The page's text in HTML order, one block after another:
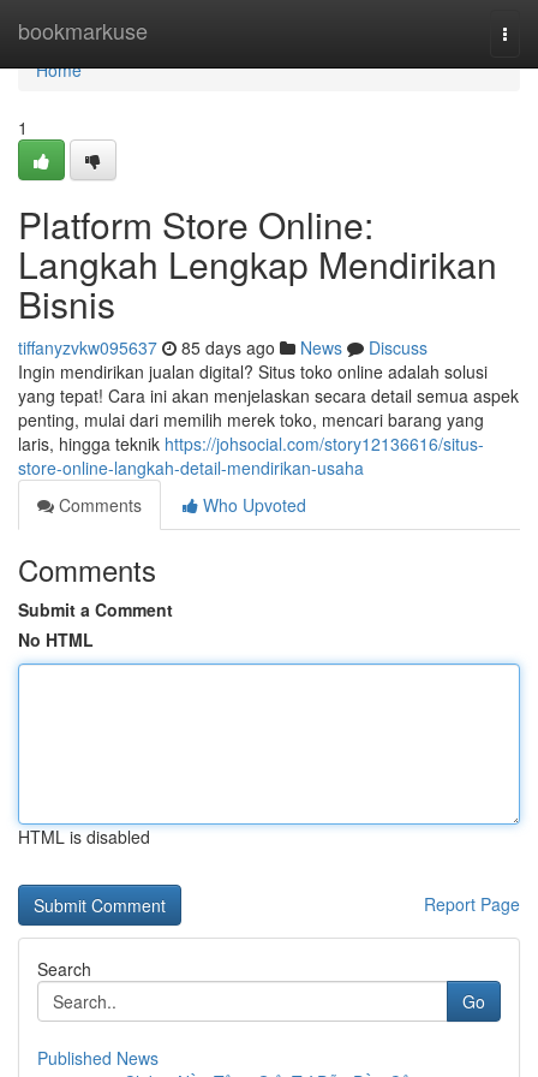
bookmarkuse
Home
Home
1
Platform Store Online:
Langkah Lengkap Mendirikan
Bisnis
tiffanyzvkw095637 85 days ago News
Discuss
Ingin mendirikan jualan digital? Situs toko online adalah solusi
yang tepat! Cara ini akan menjelaskan secara detail semua aspek
penting, mulai dari memilih merek toko, mencari barang yang
laris, hingga teknik https://johsocial.com/story12136616/situs-
store-online-langkah-detail-mendirikan-usaha
Comments
Who Upvoted
Comments
Submit a Comment
No HTML
HTML is disabled
Report Page
Search
Go
Published News